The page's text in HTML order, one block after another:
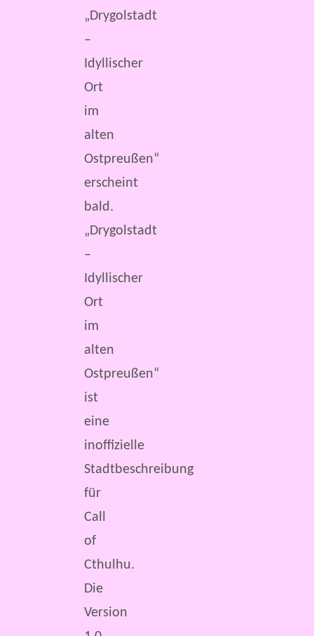
„Drygolstadt
–
Idyllischer
Ort
im
alten
Ostpreußen“
erscheint
bald.
„Drygolstadt
–
Idyllischer
Ort
im
alten
Ostpreußen“
ist
eine
inoffizielle
Stadtbeschreibung
für
Call
of
Cthulhu.
Die
Version